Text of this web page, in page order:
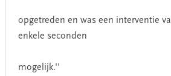
opgetreden en was een interventie
enkele seconden
mogelijk.''